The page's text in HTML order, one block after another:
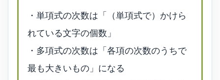
・単項式の次数は「（単項式で）かけら
れている文字の個数」
・多項式の次数は「各項の次数のうちで
最も大きいもの」になる